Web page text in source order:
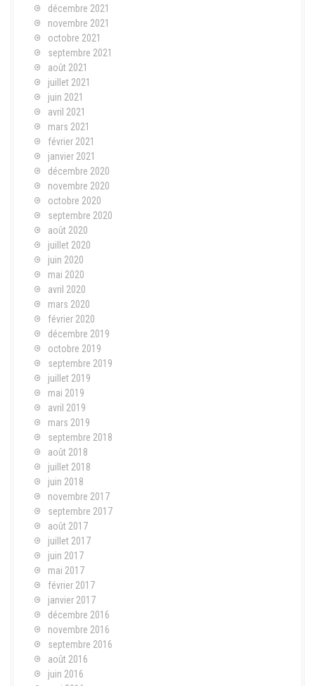
décembre 2021
novembre 2021
octobre 2021
septembre 2021
août 2021
juillet 2021
juin 2021
avril 2021
mars 2021
février 2021
janvier 2021
décembre 2020
novembre 2020
octobre 2020
septembre 2020
août 2020
juillet 2020
juin 2020
mai 2020
avril 2020
mars 2020
février 2020
décembre 2019
octobre 2019
septembre 2019
juillet 2019
mai 2019
avril 2019
mars 2019
septembre 2018
août 2018
juillet 2018
juin 2018
novembre 2017
septembre 2017
août 2017
juillet 2017
juin 2017
mai 2017
février 2017
janvier 2017
décembre 2016
novembre 2016
septembre 2016
août 2016
juin 2016